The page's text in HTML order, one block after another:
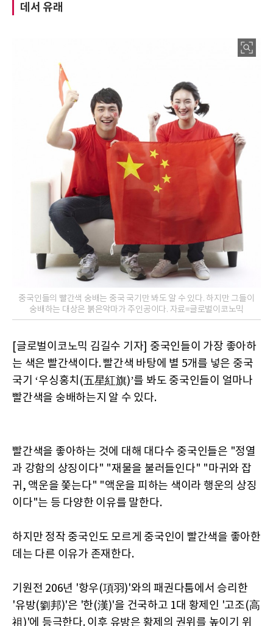
데서 유래
중국인들의 빨간색 숭배는 중국 국기만 봐도 알 수 있다. 하지만 그들이
숭배하는 대상은 붉은악마가 주인공이다. 자료=글로벌이코노믹
[글로벌이코노믹 김길수 기자] 중국인들이 가장 좋아하
는 색은 빨간색이다. 빨간색 바탕에 별 5개를 넣은 중국
국기 ‘우싱홍치(五星紅旗)’를 봐도 중국인들이 얼마나
빨간색을 숭배하는지 알 수 있다.
빨간색을 좋아하는 것에 대해 대다수 중국인들은 "정열
과 강함의 상징이다" "재물을 불러들인다" "마귀와 잡
귀, 액운을 쫓는다" "액운을 피하는 색이라 행운의 상징
이다"는 등 다양한 이유를 말한다.
하지만 정작 중국인도 모르게 중국인이 빨간색을 좋아한
데는 다른 이유가 존재한다.
기원전 206년 '항우(項羽)'와의 패권다툼에서 승리한
'유방(劉邦)'은 '한(漢)'을 건국하고 1대 황제인 '고조(高
祖)'에 등극한다. 이후 유방은 황제의 권위를 높이기 위